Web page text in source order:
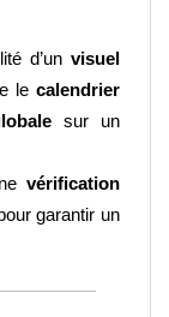
d’un visuel
le calendrier
sur un
vérification
garantir un